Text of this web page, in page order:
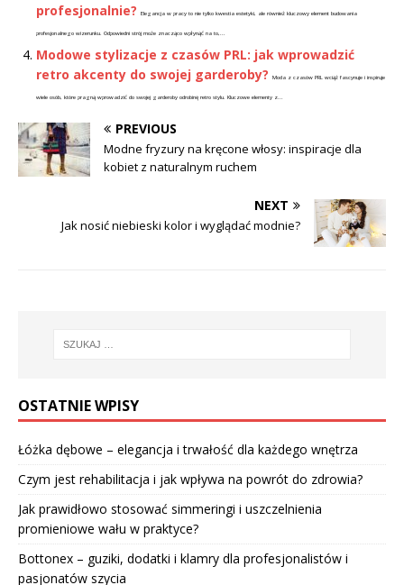
profesjonalnie?
Elegancja w pracy to nie tylko kwestia estetyki, ale również kluczowy element budowania
profesjonalnego wizerunku. Odpowiedni strój może znacząco wpłynąć na to,...
Modowe stylizacje z czasów PRL: jak wprowadzić
retro akcenty do swojej garderoby?
Moda z czasów PRL wciąż fascynuje i inspiruje
wiele osób, które pragną wprowadzić do swojej garderoby odrobinę retro stylu. Kluczowe elementy z...
PREVIOUS
Modne fryzury na kręcone włosy: inspiracje dla
kobiet z naturalnym ruchem
NEXT
Jak nosić niebieski kolor i wyglądać modnie?
OSTATNIE WPISY
Łóżka dębowe – elegancja i trwałość dla każdego wnętrza
Czym jest rehabilitacja i jak wpływa na powrót do zdrowia?
Jak prawidłowo stosować simmeringi i uszczelnienia
promieniowe wału w praktyce?
Bottonex – guziki, dodatki i klamry dla profesjonalistów i
pasjonatów szycia